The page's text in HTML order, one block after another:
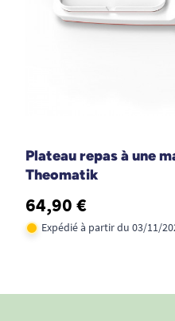
Plateau repas à une
Theomatik
64,90 €
Expédié à partir du 03/11/